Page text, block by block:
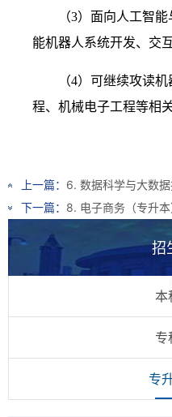
（3）面向人工智
能机器人系统开发、交
（4）可继续攻读
程、机械电子工程等相
上一篇： 6. 数据科学与大数据
下一篇： 8. 电子商务（专升本
招
本
专
专